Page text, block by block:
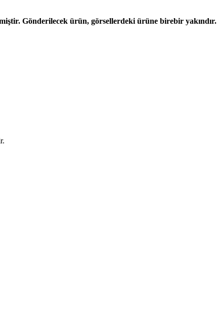
Gönderilecek ürün, görsellerdeki ürüne birebir yakındır.